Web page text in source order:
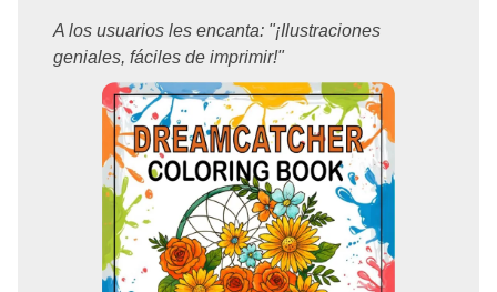
A los usuarios les encanta: "¡Ilustraciones
geniales, fáciles de imprimir!"